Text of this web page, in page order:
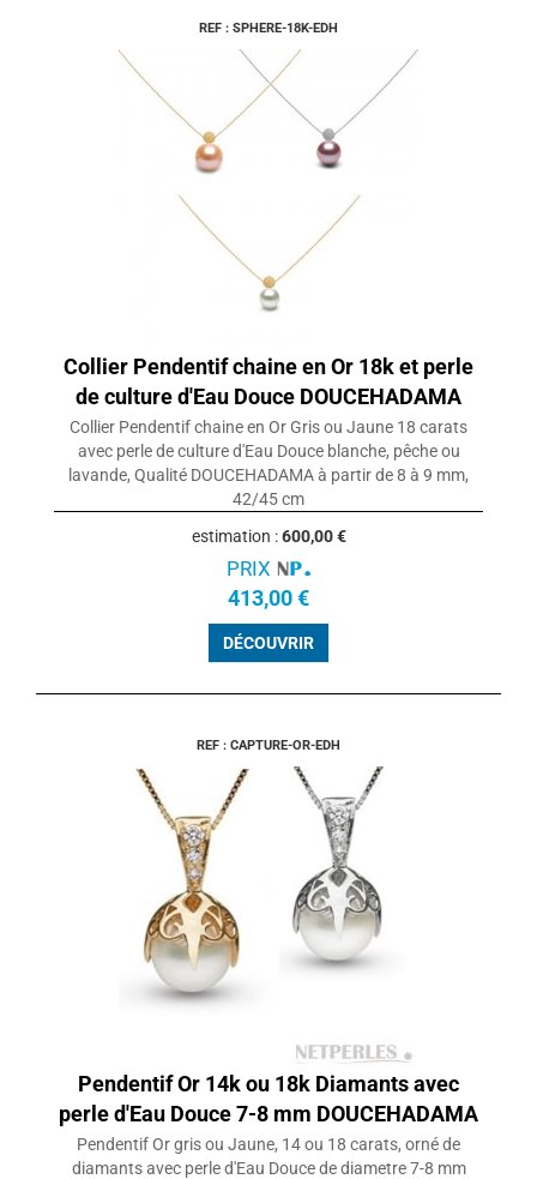
REF : SPHERE-18K-EDH
Collier Pendentif chaine en Or 18k et perle
de culture d'Eau Douce DOUCEHADAMA
Collier Pendentif chaine en Or Gris ou Jaune 18 carats
avec perle de culture d'Eau Douce blanche, pêche ou
lavande, Qualité DOUCEHADAMA à partir de 8 à 9 mm,
42/45 cm
estimation :600,00 €
PRIX
413,00 €
DÉCOUVRIR
REF : CAPTURE-OR-EDH
Pendentif Or 14k ou 18k Diamants avec
perle d'Eau Douce 7-8 mm DOUCEHADAMA
Pendentif Or gris ou Jaune, 14 ou 18 carats, orné de
diamants avec perle d'Eau Douce de diametre 7-8 mm